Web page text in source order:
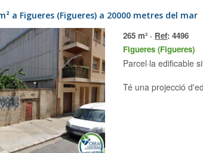
a Figueres (Figueres) a 20000 metres del mar
265 m² · Ref: 4496
Figueres (Figueres)
Parcel·la edificable
Té una projecció